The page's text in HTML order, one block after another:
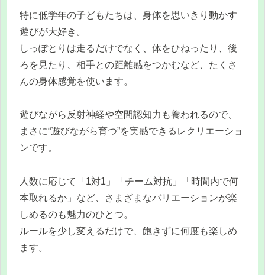
特に低学年の子どもたちは、身体を思いきり動かす
遊びが大好き。
しっぽとりは走るだけでなく、体をひねったり、後
ろを見たり、相手との距離感をつかむなど、たくさ
んの身体感覚を使います。
遊びながら反射神経や空間認知力も養われるので、
まさに“遊びながら育つ”を実感できるレクリエーショ
ンです。
人数に応じて「1対1」「チーム対抗」「時間内で何
本取れるか」など、さまざまなバリエーションが楽
しめるのも魅力のひとつ。
ルールを少し変えるだけで、飽きずに何度も楽しめ
ます。